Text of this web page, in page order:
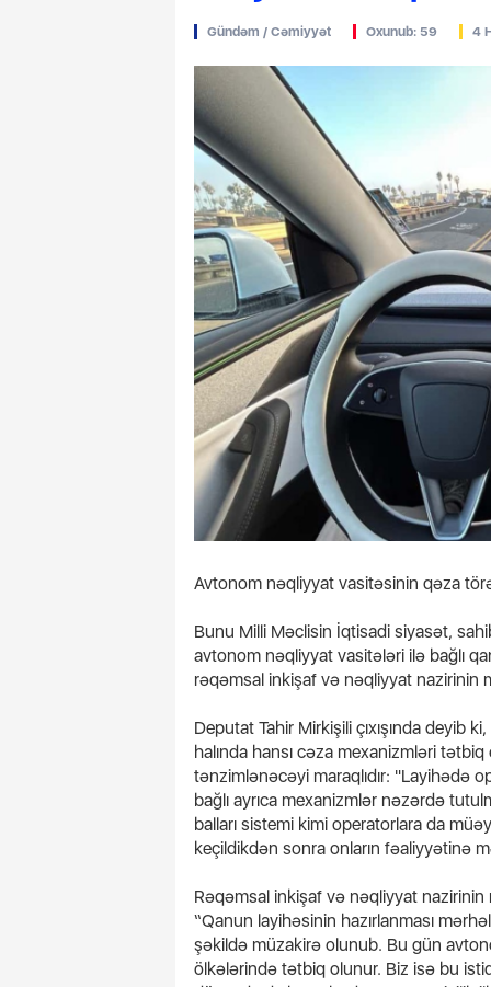
Gündəm / Cəmiyyət Oxunub: 59 4
Avtonom nəqliyyat vasitəsinin qəza
Bunu Milli Məclisin İqtisadi siyasət,
avtonom nəqliyyat vasitələri ilə bağlı
rəqəmsal inkişaf və nəqliyyat nazirinin
Deputat Tahir Mirkişili çıxışında
halında hansı cəza mexanizmləri
tənzimlənəcəyi maraqlıdır: "Layihədə
bağlı ayrıca mexanizmlər nəzərdə
balları sistemi kimi operatorlara da
keçildikdən sonra onların fəaliyyətinə
Rəqəmsal inkişaf və nəqliyyat
“Qanun layihəsinin hazırlanması
şəkildə müzakirə olunub. Bu gün
ölkələrində tətbiq olunur. Biz isə bu
Vaşinqton sammiti
Bakının üç rayonunda
Mingəçevirdə işıq